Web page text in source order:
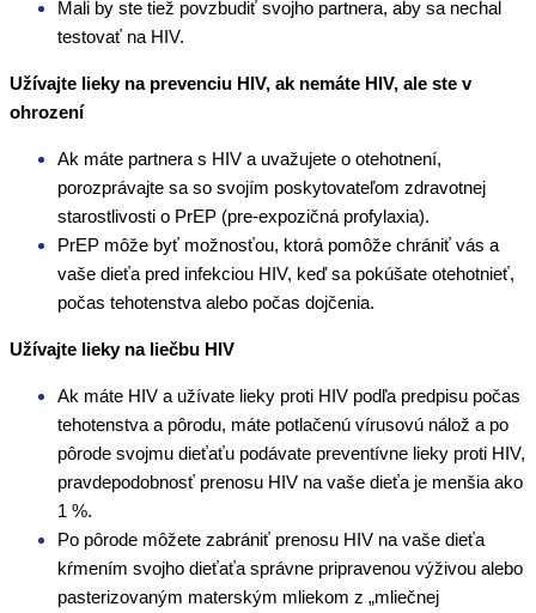
Mali by ste tiež povzbudiť svojho partnera, aby sa nechal
testovať na HIV.
Užívajte lieky na prevenciu HIV, ak nemáte HIV, ale ste v
ohrození
Ak máte partnera s HIV a uvažujete o otehotnení,
porozprávajte sa so svojím poskytovateľom zdravotnej
starostlivosti o PrEP (pre-expozičná profylaxia).
PrEP môže byť možnosťou, ktorá pomôže chrániť vás a
vaše dieťa pred infekciou HIV, keď sa pokúšate otehotnieť,
počas tehotenstva alebo počas dojčenia.
Užívajte lieky na liečbu HIV
Ak máte HIV a užívate lieky proti HIV podľa predpisu počas
tehotenstva a pôrodu, máte potlačenú vírusovú nálož a po
pôrode svojmu dieťaťu podávate preventívne lieky proti HIV,
pravdepodobnosť prenosu HIV na vaše dieťa je menšia ako
1 %.
Po pôrode môžete zabrániť prenosu HIV na vaše dieťa
kŕmením svojho dieťaťa správne pripravenou výživou alebo
pasterizovaným materským mliekom z „mliečnej